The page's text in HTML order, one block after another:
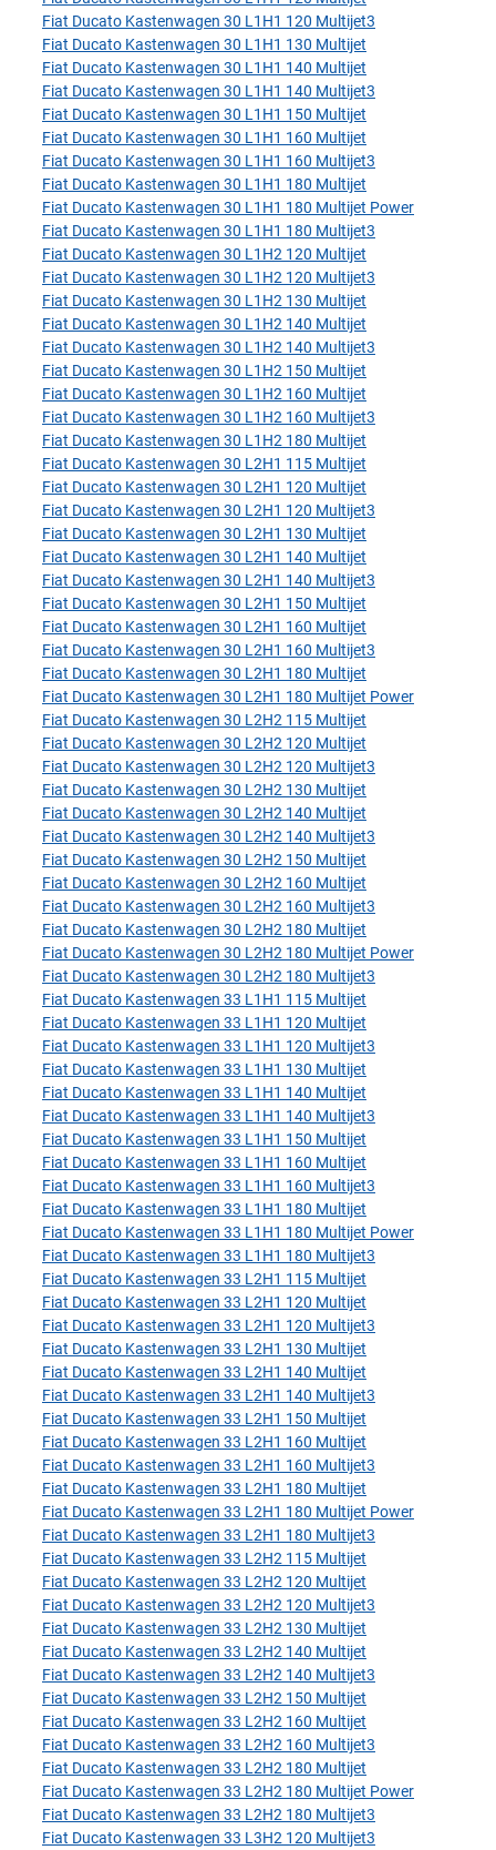
Fiat Ducato Kastenwagen 30 L1H1 120 Multijet3
Fiat Ducato Kastenwagen 30 L1H1 130 Multijet
Fiat Ducato Kastenwagen 30 L1H1 140 Multijet
Fiat Ducato Kastenwagen 30 L1H1 140 Multijet3
Fiat Ducato Kastenwagen 30 L1H1 150 Multijet
Fiat Ducato Kastenwagen 30 L1H1 160 Multijet
Fiat Ducato Kastenwagen 30 L1H1 160 Multijet3
Fiat Ducato Kastenwagen 30 L1H1 180 Multijet
Fiat Ducato Kastenwagen 30 L1H1 180 Multijet Power
Fiat Ducato Kastenwagen 30 L1H1 180 Multijet3
Fiat Ducato Kastenwagen 30 L1H2 120 Multijet
Fiat Ducato Kastenwagen 30 L1H2 120 Multijet3
Fiat Ducato Kastenwagen 30 L1H2 130 Multijet
Fiat Ducato Kastenwagen 30 L1H2 140 Multijet
Fiat Ducato Kastenwagen 30 L1H2 140 Multijet3
Fiat Ducato Kastenwagen 30 L1H2 150 Multijet
Fiat Ducato Kastenwagen 30 L1H2 160 Multijet
Fiat Ducato Kastenwagen 30 L1H2 160 Multijet3
Fiat Ducato Kastenwagen 30 L1H2 180 Multijet
Fiat Ducato Kastenwagen 30 L2H1 115 Multijet
Fiat Ducato Kastenwagen 30 L2H1 120 Multijet
Fiat Ducato Kastenwagen 30 L2H1 120 Multijet3
Fiat Ducato Kastenwagen 30 L2H1 130 Multijet
Fiat Ducato Kastenwagen 30 L2H1 140 Multijet
Fiat Ducato Kastenwagen 30 L2H1 140 Multijet3
Fiat Ducato Kastenwagen 30 L2H1 150 Multijet
Fiat Ducato Kastenwagen 30 L2H1 160 Multijet
Fiat Ducato Kastenwagen 30 L2H1 160 Multijet3
Fiat Ducato Kastenwagen 30 L2H1 180 Multijet
Fiat Ducato Kastenwagen 30 L2H1 180 Multijet Power
Fiat Ducato Kastenwagen 30 L2H2 115 Multijet
Fiat Ducato Kastenwagen 30 L2H2 120 Multijet
Fiat Ducato Kastenwagen 30 L2H2 120 Multijet3
Fiat Ducato Kastenwagen 30 L2H2 130 Multijet
Fiat Ducato Kastenwagen 30 L2H2 140 Multijet
Fiat Ducato Kastenwagen 30 L2H2 140 Multijet3
Fiat Ducato Kastenwagen 30 L2H2 150 Multijet
Fiat Ducato Kastenwagen 30 L2H2 160 Multijet
Fiat Ducato Kastenwagen 30 L2H2 160 Multijet3
Fiat Ducato Kastenwagen 30 L2H2 180 Multijet
Fiat Ducato Kastenwagen 30 L2H2 180 Multijet Power
Fiat Ducato Kastenwagen 30 L2H2 180 Multijet3
Fiat Ducato Kastenwagen 33 L1H1 115 Multijet
Fiat Ducato Kastenwagen 33 L1H1 120 Multijet
Fiat Ducato Kastenwagen 33 L1H1 120 Multijet3
Fiat Ducato Kastenwagen 33 L1H1 130 Multijet
Fiat Ducato Kastenwagen 33 L1H1 140 Multijet
Fiat Ducato Kastenwagen 33 L1H1 140 Multijet3
Fiat Ducato Kastenwagen 33 L1H1 150 Multijet
Fiat Ducato Kastenwagen 33 L1H1 160 Multijet
Fiat Ducato Kastenwagen 33 L1H1 160 Multijet3
Fiat Ducato Kastenwagen 33 L1H1 180 Multijet
Fiat Ducato Kastenwagen 33 L1H1 180 Multijet Power
Fiat Ducato Kastenwagen 33 L1H1 180 Multijet3
Fiat Ducato Kastenwagen 33 L2H1 115 Multijet
Fiat Ducato Kastenwagen 33 L2H1 120 Multijet
Fiat Ducato Kastenwagen 33 L2H1 120 Multijet3
Fiat Ducato Kastenwagen 33 L2H1 130 Multijet
Fiat Ducato Kastenwagen 33 L2H1 140 Multijet
Fiat Ducato Kastenwagen 33 L2H1 140 Multijet3
Fiat Ducato Kastenwagen 33 L2H1 150 Multijet
Fiat Ducato Kastenwagen 33 L2H1 160 Multijet
Fiat Ducato Kastenwagen 33 L2H1 160 Multijet3
Fiat Ducato Kastenwagen 33 L2H1 180 Multijet
Fiat Ducato Kastenwagen 33 L2H1 180 Multijet Power
Fiat Ducato Kastenwagen 33 L2H1 180 Multijet3
Fiat Ducato Kastenwagen 33 L2H2 115 Multijet
Fiat Ducato Kastenwagen 33 L2H2 120 Multijet
Fiat Ducato Kastenwagen 33 L2H2 120 Multijet3
Fiat Ducato Kastenwagen 33 L2H2 130 Multijet
Fiat Ducato Kastenwagen 33 L2H2 140 Multijet
Fiat Ducato Kastenwagen 33 L2H2 140 Multijet3
Fiat Ducato Kastenwagen 33 L2H2 150 Multijet
Fiat Ducato Kastenwagen 33 L2H2 160 Multijet
Fiat Ducato Kastenwagen 33 L2H2 160 Multijet3
Fiat Ducato Kastenwagen 33 L2H2 180 Multijet
Fiat Ducato Kastenwagen 33 L2H2 180 Multijet Power
Fiat Ducato Kastenwagen 33 L2H2 180 Multijet3
Fiat Ducato Kastenwagen 33 L3H2 120 Multijet3